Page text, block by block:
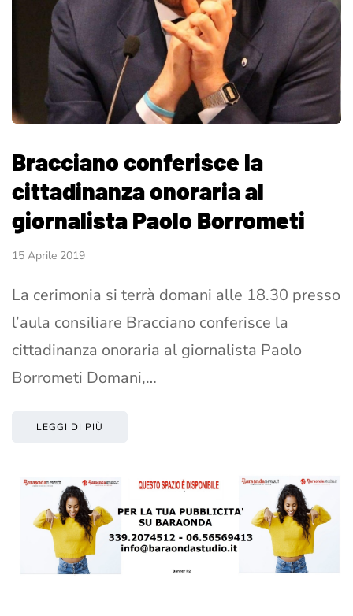
Bracciano conferisce la
cittadinanza onoraria al
giornalista Paolo Borrometi
15 Aprile 2019
La cerimonia si terrà domani alle 18.30 presso
l’aula consiliare Bracciano conferisce la
cittadinanza onoraria al giornalista Paolo
Borrometi Domani,…
LEGGI DI PIÙ